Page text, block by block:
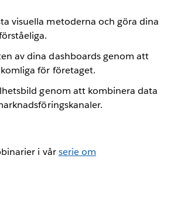
visuella metoderna och göra dina
av dina dashboards genom att
för företaget.
genom att kombinera data
i vårserie om